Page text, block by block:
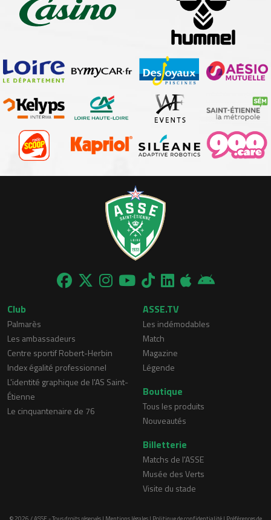
Club
Palmarès
Les ambassadeurs
Centre sportif Robert-Herbin
Index égalité professionnel
L'identité graphique de l'AS Saint-
Étienne
Le cinquantenaire de 76
ASSE.TV
Les indémodables
Match
Magazine
Légende
Boutique
Tous les produits
Nouveautés
Billetterie
Matchs de l'ASSE
Musée des Verts
Visite du stade